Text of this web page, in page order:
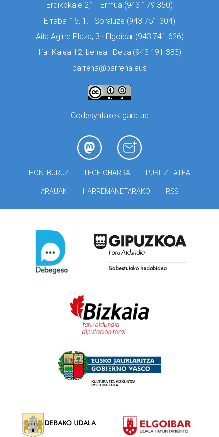
Erdikokale 2,1 · Ermua (943 179 350)
Errabal 15, 1. · Soraluze (943 751 304)
Aita Agirre Plaza, 3 · Elgoibar (943 741 626)
Ifar Kalea 12, behea · Deba (943 191 383)
barrena@barrena.eus
Codesyntaxek garatua
HONI BURUZ LEGE OHARRA PUBLIZITATEA
ARAUAK HARREMANETARAKO RSS